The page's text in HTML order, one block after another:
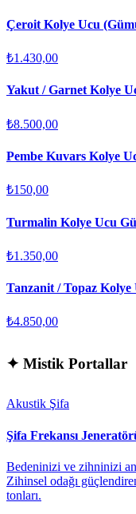
Çeroit Kolye Ucu
₺1.430,00
Yakut / Garnet Kolye
₺8.500,00
Pembe Kuvars Kolye
₺150,00
Turmalin Kolye Ucu
₺1.350,00
Tanzanit / Topaz Kolye
₺4.850,00
✦ Mistik Portallar
Akustik Şifa
Şifa Frekansı
Bedeninizi ve zihninizi
Zihinsel odağı
tonları.